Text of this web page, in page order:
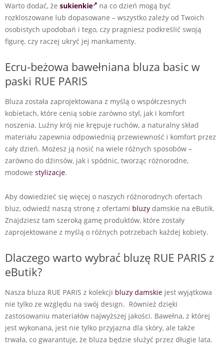
Warto dodać, że sukienkie
na co dzień mogą być
rozkloszowane lub dopasowane – wszystko zależy od Twoich
osobistych upodobań i tego, czy pragniesz podkreślić swoją
figurę, czy raczej ukryć jej mankamenty.
Ecru-beżowa bawełniana bluza basic w
paski RUE PARIS
Bluza została zaprojektowana z myślą o współczesnych
kobietach, które cenią sobie zarówno styl, jak i komfort
noszenia. Luźny krój nie krępuje ruchów, a naturalny skład
materiału zapewnia odpowiednią przewiewność i komfort przez
cały dzień. Możesz ją nosić na wiele różnych sposobów –
zarówno do dżinsów, jak i spódnic, tworząc różnorodne,
modowe stylizacje.
Aby dowiedzieć się więcej o naszych różnorodnych ofertach
bluz, odwiedź naszą stronę z ofertami bluzy damskie na eButik.
Znajdziesz tam szeroką gamę produktów, które zostały
zaprojektowane z myślą o różnych potrzebach każdej kobiety.
Dlaczego warto wybrać bluzę RUE PARIS z
eButik?
Nasza bluza RUE PARIS z kolekcji bluzy damskie jest wyjątkowa
nie tylko ze względu na swój design. Również dzięki
zastosowaniu materiałów najwyższej jakości. Bawełna, z której
jest wykonana, jest nie tylko przyjazna dla skóry, ale także
trwała, co gwarantuje, że bluza będzie służyć przez długie lata.